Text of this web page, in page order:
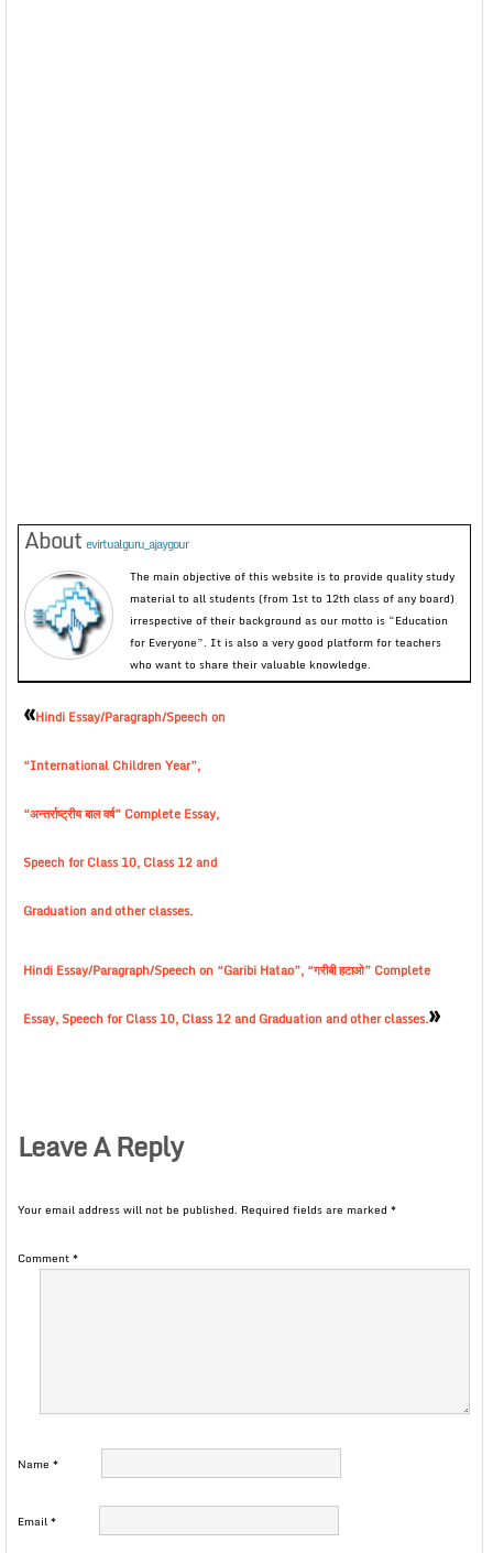
About evirtualguru_ajaygour
The main objective of this website is to provide quality study
material to all students (from 1st to 12th class of any board)
irrespective of their background as our motto is “Education
for Everyone”. It is also a very good platform for teachers
who want to share their valuable knowledge.
«Hindi Essay/Paragraph/Speech on
“International Children Year”,
“अन्तर्राष्ट्रीय बाल वर्ष” Complete Essay,
Speech for Class 10, Class 12 and
Graduation and other classes.
Hindi Essay/Paragraph/Speech on “Garibi Hatao”, “गरीबी हटाओ” Complete
Essay, Speech for Class 10, Class 12 and Graduation and other classes.»
Leave A Reply
Your email address will not be published. Required fields are marked *
Comment*
Name *
Email*